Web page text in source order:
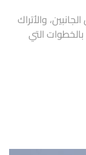
والأتراك
التي